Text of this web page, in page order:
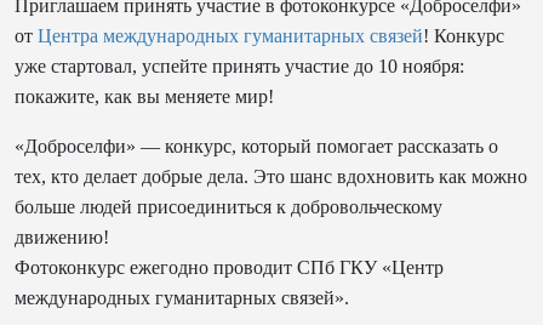
Приглашаем принять участие в фотоконкурсе «Доброселфи»
от Центра международных гуманитарных связей! Конкурс
уже стартовал, успейте принять участие до 10 ноября:
покажите, как вы меняете мир!
«Доброселфи» — конкурс, который помогает рассказать о
тех, кто делает добрые дела. Это шанс вдохновить как можно
больше людей присоединиться к добровольческому
движению!
Фотоконкурс ежегодно проводит СПб ГКУ «Центр
международных гуманитарных связей».